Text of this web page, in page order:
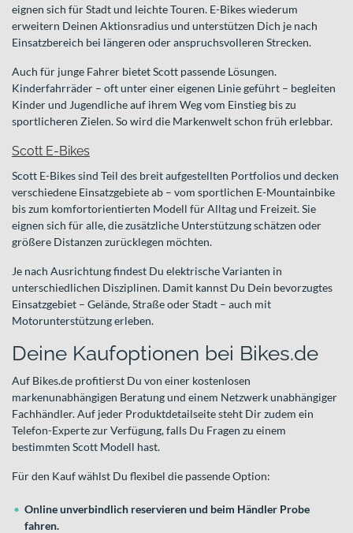
eignen sich für Stadt und leichte Touren. E-Bikes wiederum
erweitern Deinen Aktionsradius und unterstützen Dich je nach
Einsatzbereich bei längeren oder anspruchsvolleren Strecken.
Auch für junge Fahrer bietet Scott passende Lösungen.
Kinderfahrräder – oft unter einer eigenen Linie geführt – begleiten
Kinder und Jugendliche auf ihrem Weg vom Einstieg bis zu
sportlicheren Zielen. So wird die Markenwelt schon früh erlebbar.
Scott E-Bikes
Scott E-Bikes sind Teil des breit aufgestellten Portfolios und decken
verschiedene Einsatzgebiete ab – vom sportlichen E-Mountainbike
bis zum komfortorientierten Modell für Alltag und Freizeit. Sie
eignen sich für alle, die zusätzliche Unterstützung schätzen oder
größere Distanzen zurücklegen möchten.
Je nach Ausrichtung findest Du elektrische Varianten in
unterschiedlichen Disziplinen. Damit kannst Du Dein bevorzugtes
Einsatzgebiet – Gelände, Straße oder Stadt – auch mit
Motorunterstützung erleben.
Deine Kaufoptionen bei Bikes.de
Auf Bikes.de profitierst Du von einer kostenlosen
markenunabhängigen Beratung und einem Netzwerk unabhängiger
Fachhändler. Auf jeder Produktdetailseite steht Dir zudem ein
Telefon-Experte zur Verfügung, falls Du Fragen zu einem
bestimmten Scott Modell hast.
Für den Kauf wählst Du flexibel die passende Option:
Online unverbindlich reservieren und beim Händler Probe
fahren.